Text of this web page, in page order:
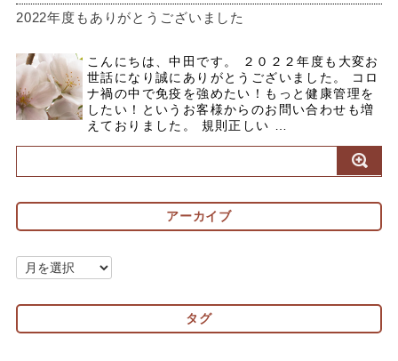
2022年度もありがとうございました
こんにちは、中田です。 ２０２２年度も大変お
世話になり誠にありがとうございました。 コロ
ナ禍の中で免疫を強めたい！もっと健康管理を
したい！というお客様からのお問い合わせも増
えておりました。 規則正しい …
アーカイブ
ア
カ
タグ